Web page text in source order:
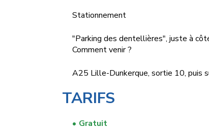
Stationnement
"Parking des dentellières", juste à
Comment venir ?
A25 Lille-Dunkerque, sortie 10, puis
TARIFS
Gratuit